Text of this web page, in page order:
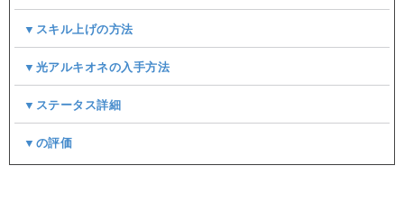
▼スキル上げの方法
▼光アルキオネの入手方法
▼ステータス詳細
▼の評価